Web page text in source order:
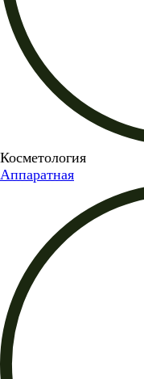
Косметология
Аппаратная